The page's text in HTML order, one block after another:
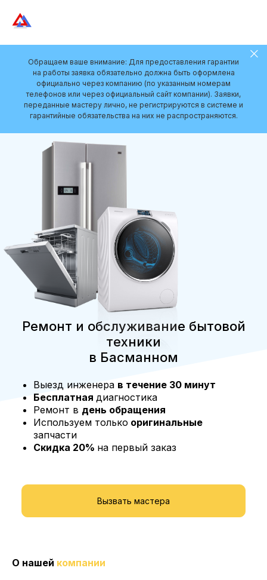
Обращаем ваше внимание: Для предоставления гарантии
на работы заявка обязательно должна быть оформлена
официально через компанию (по указанным номерам
телефонов или через официальный сайт компании). Заявки,
переданные мастеру лично, не регистрируются в системе и
гарантийные обязательства на них не распространяются.
Вызвать мастера
Ремонт и обслуживание бытовой
техники
в Басманном
Выезд инженера в течение 30 минут
Бесплатная диагностика
Ремонт в день обращения
Используем только оригинальные
запчасти
Скидка 20% на первый заказ
О нашей компании